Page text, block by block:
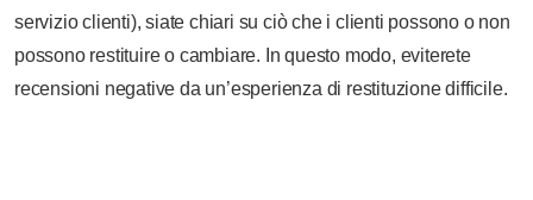
servizio clienti), siate chiari su ciò che i clienti possono o non
possono restituire o cambiare. In questo modo, eviterete
recensioni negative da un’esperienza di restituzione difficile.